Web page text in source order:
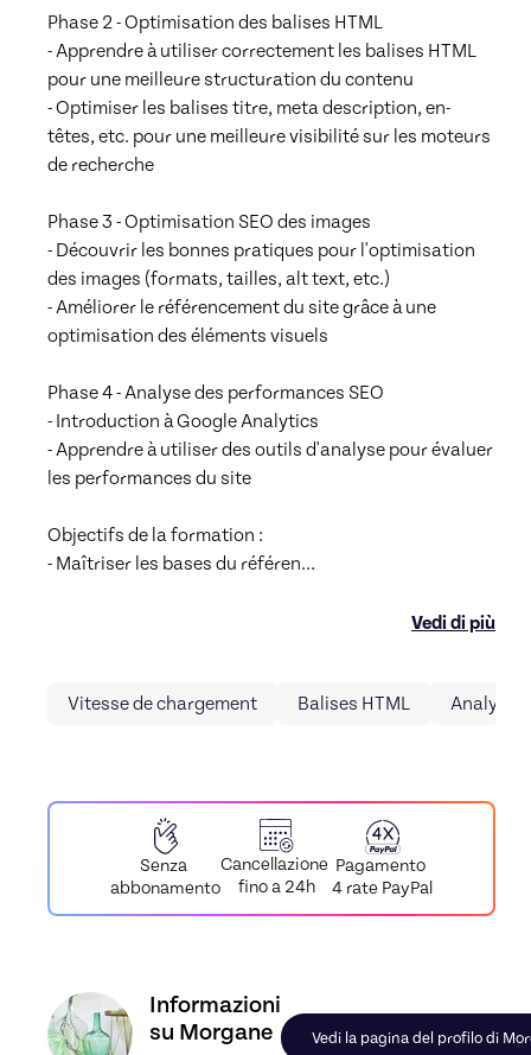
Phase 2 - Optimisation des balises HTML
- Apprendre à utiliser correctement les balises HTML
pour une meilleure structuration du contenu
- Optimiser les balises titre, meta description, en-
têtes, etc. pour une meilleure visibilité sur les moteurs
de recherche
Phase 3 - Optimisation SEO des images
- Découvrir les bonnes pratiques pour l'optimisation
des images (formats, tailles, alt text, etc.)
- Améliorer le référencement du site grâce à une
optimisation des éléments visuels
Phase 4 - Analyse des performances SEO
- Introduction à Google Analytics
- Apprendre à utiliser des outils d'analyse pour évaluer
les performances du site
Objectifs de la formation :
- Maîtriser les bases du référen...
Vedi di più
Vitesse de chargement Balises HTML Analyse
Senza
abbonamento
Cancellazione
fino a 24h
Pagamento
4 rate PayPal
Scopri il profilo di Morgane, Skiller in
Informazioni
su Morgane
Vedi la pagina del profilo di